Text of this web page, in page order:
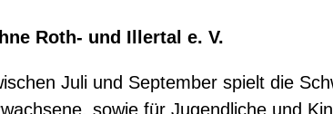
Roth- und Illertal e. V.
Juli und September spielt die
sowie für Jugendliche und